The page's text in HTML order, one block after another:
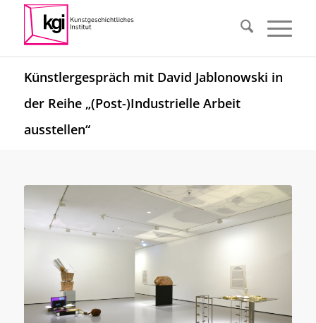
Künstlergespräch mit David Jablonowski in
der Reihe „(Post-)Industrielle Arbeit
ausstellen“